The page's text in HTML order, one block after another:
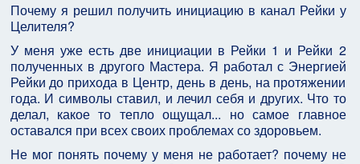
Почему я решил получить инициацию в канал Рейки у
Целителя?
У меня уже есть две инициации в Рейки 1 и Рейки 2
полученных в другого Мастера. Я работал с Энергией
Рейки до прихода в Центр, день в день, на протяжении
года. И символы ставил, и лечил себя и других. Что то
делал, какое то тепло ощущал... но самое главное
оставался при всех своих проблемах со здоровьем.
Не мог понять почему у меня не работает? почему не